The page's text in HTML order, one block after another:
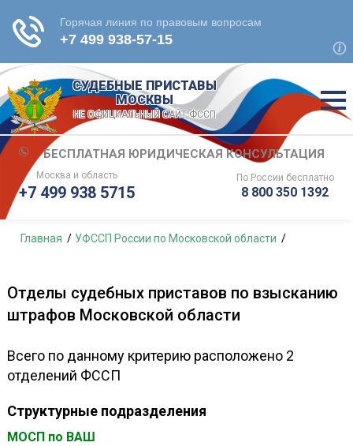
СУДЕБНЫЕ ПРИСТАВЫ
МОСКВЫ
НЕ ОФИЦИАЛЬНЫЙ САЙТ ФССП
БЕСПЛАТНАЯ ЮРИДИЧЕСКАЯ КОНСУЛЬТАЦИЯ
Москва и область
+7 499 938 5715
По России бесплатно
8 800 350 1392
Главная УФССП России по Московской области
Отделы судебных приставов по взысканию
штрафов Московской области
Всего по данному критерию расположено 2
отделений ФССП
Структурные подразделения
МОСП по ВАШ